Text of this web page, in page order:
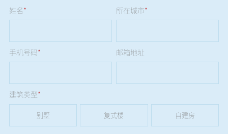
姓名* 所在城市*
手机号码* 邮箱地址
建筑类型*
别墅 复式楼 自建房